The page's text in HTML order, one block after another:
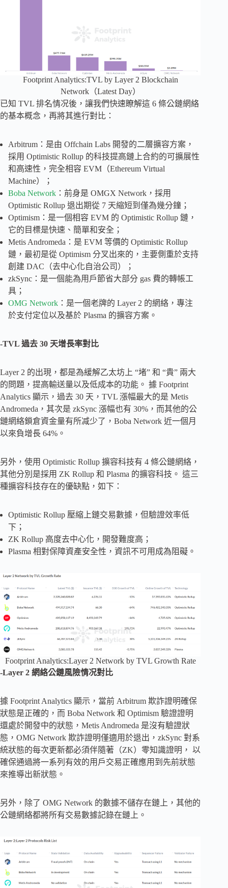
Footprint Analytics:TVL by Layer 2 Blockchain
Network（Latest Day）
已知 TVL 排名情况後，讓我們快速瞭解這 6 條公鏈網絡
的基本概念，再將其進行對比：
Arbitrum：是由 Offchain Labs 開發的二層擴容方案，
採用 Optimistic Rollup 的科技提高鏈上合約的可擴展性
和高速性，完全相容 EVM（Ethereum Virtual
Machine）；
Boba Network ：前身是 OMGX Network，採用
Optimistic Rollup 退出期從 7 天縮短到僅為幾分鐘；
Optimism：是一個相容 EVM 的 Optimistic Rollup 鏈，
它的目標是快速、簡單和安全；
Metis Andromeda：是 EVM 等價的 Optimistic Rollup
鏈，最初是從 Optimism 分叉出來的，主要側重於支持
創建 DAC（去中心化自治公司）；
zkSync：是一個能為用戶節省大部分 gas 費的轉帳工
具；
OMG Network ：是一個老牌的 Layer 2 的網絡，專注
於支付定位以及基於 Plasma 的擴容方案。
-TVL 過去 30 天增長率對比
Layer 2 的出現，都是為緩解乙太坊上 “堵” 和 “貴” 兩大
的問題，提高輸送量以及低成本的功能。 據 Footprint
Analytics 顯示，過去 30 天，TVL 漲幅最大的是 Metis
Andromeda，其次是 zkSync 漲幅也有 30%，而其他的公
鏈網絡鎖倉資金量有所减少了，Boba Network 近一個月
以來負增長 64%。
另外，使用 Optimistic Rollup 擴容科技有 4 條公鏈網絡，
其他分別是採用 ZK Rollup 和 Plasma 的擴容科技。 這三
種擴容科技存在的優缺點，如下：
Optimistic Rollup 壓縮上鏈交易數據，但驗證效率低
下；
ZK Rollup 高度去中心化，開發難度高；
Plasma 相對保障資產安全性，資訊不可用成為阻礙。
Footprint Analytics:Layer 2 Network by TVL Growth Rate
-Layer 2 網絡公鏈風險情况對比
據 Footprint Analytics 顯示，當前 Arbitrum 欺詐證明確保
狀態是正確的，而 Boba Network 和 Optimism 驗證證明
還處於開發中的狀態，Metis Andromeda 是沒有驗證狀
態，OMG Network 欺詐證明僅適用於退出，zkSync 對系
統狀態的每次更新都必須伴隨著（ZK）零知識證明， 以
確保通過將一系列有效的用戶交易正確應用到先前狀態
來推導出新狀態。
另外，除了 OMG Network 的數據不儲存在鏈上，其他的
公鏈網絡都將所有交易數據記錄在鏈上。